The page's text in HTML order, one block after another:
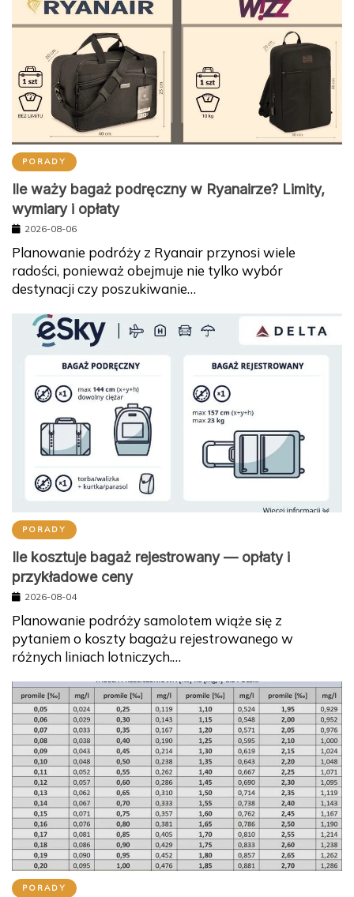
PORADY
Ile waży bagaż podręczny w Ryanairze? Limity,
wymiary i opłaty
2026-08-06
Planowanie podróży z Ryanair przynosi wiele
radości, ponieważ obejmuje nie tylko wybór
destynacji czy poszukiwanie…
PORADY
Ile kosztuje bagaż rejestrowany — opłaty i
przykładowe ceny
2026-08-04
Planowanie podróży samolotem wiąże się z
pytaniem o koszty bagażu rejestrowanego w
różnych liniach lotniczych.…
PORADY